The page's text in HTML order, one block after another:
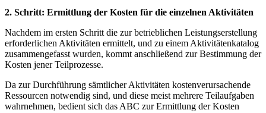
2. Schritt: Ermittlung der Kosten für die einzelnen Aktivitäten
Nachdem im ersten Schritt die zur betrieblichen Leistungserstellung
erforderlichen Aktivitäten ermittelt, und zu einem Aktivitätenkatalog
zusammengefasst wurden, kommt anschließend zur Bestimmung der
Kosten jener Teilprozesse.
Da zur Durchführung sämtlicher Aktivitäten kostenverursachende
Ressourcen notwendig sind, und diese meist mehrere Teilaufgaben
wahrnehmen, bedient sich das ABC zur Ermittlung der Kosten